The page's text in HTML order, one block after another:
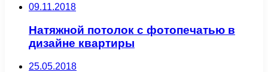
09.11.2018
Натяжной потолок с фотопечатью в
дизайне квартиры
25.05.2018